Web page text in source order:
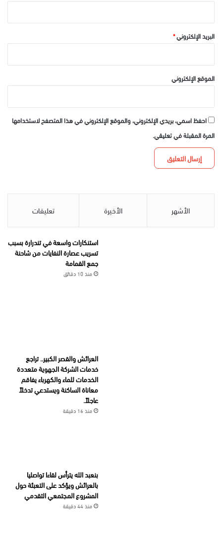
البريد الإلكتروني*
الموقع الإلكتروني
احفظ اسمي، بريدي الإلكتروني، والموقع الإلكتروني في هذا المتصفح لاستخدامها
المرة المقبلة في تعليقي.
الأشهر الأخيرة تعليقات
استنكارات واسعة في تندرارة بسبب
تسريب عصارة النفايات من شاحنة
جمع القمامة
منذ 10 دقائق
العرائش والقصر الكبير.. تراجع
خدمات الشركة الجهوية متعددة
الخدمات للماء والكهرباء يفاقم
معاناة الساكنة ويستدعي تدخلاً
عاجلاً.
منذ 16 دقيقة
بنعبد الله يترأس لقاءا تواصليا
بالعرائش ويؤكد على التعبئة حول
المشروع المجتمعي التقدمي
منذ 44 دقيقة